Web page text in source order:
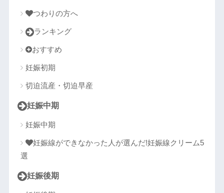
つわりの方へ
ランキング
おすすめ
妊娠初期
切迫流産・切迫早産
妊娠中期
妊娠中期
妊娠線ができなかった人が選んだ!妊娠線クリーム5
選
妊娠後期